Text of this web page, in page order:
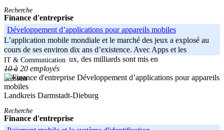
Recherche
Finance d'entreprise
Développement d’applications pour appareils mobiles
L’application mobile mondiale et le marché des jeux a explosé au
cours de ses environ dix ans d’existence. Avec Apps et les
entreprises derrière eux, des milliards sont mis en
-----
Hessen
IT & Communication
10 à 20 employés
Landkreis Darmstadt-Dieburg
Recherche
Finance d'entreprise